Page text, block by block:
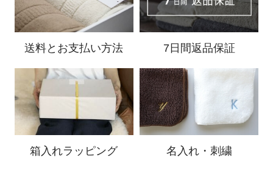
送料と お支払い方法 7日間返品保証
箱入れラッピング 名入れ・刺繍